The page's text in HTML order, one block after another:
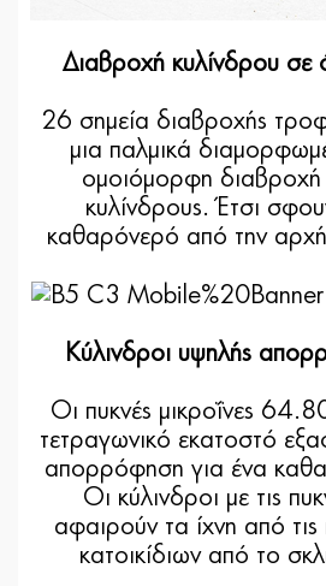
Διαβροχή κυλίνδρου σε
26 σημεία διαβροχής
μια παλμικά
ομοιόμορφη διαβροχή
κυλίνδρους. Έτσι
καθαρόνερό από την αρχή
Κύλινδροι υψηλής
Οι πυκνές μικροΐνες
τετραγωνικό εκατοστό
απορρόφηση για ένα
Οι κύλινδροι με τις
αφαιρούν τα ίχνη από τις
κατοικίδιων από το